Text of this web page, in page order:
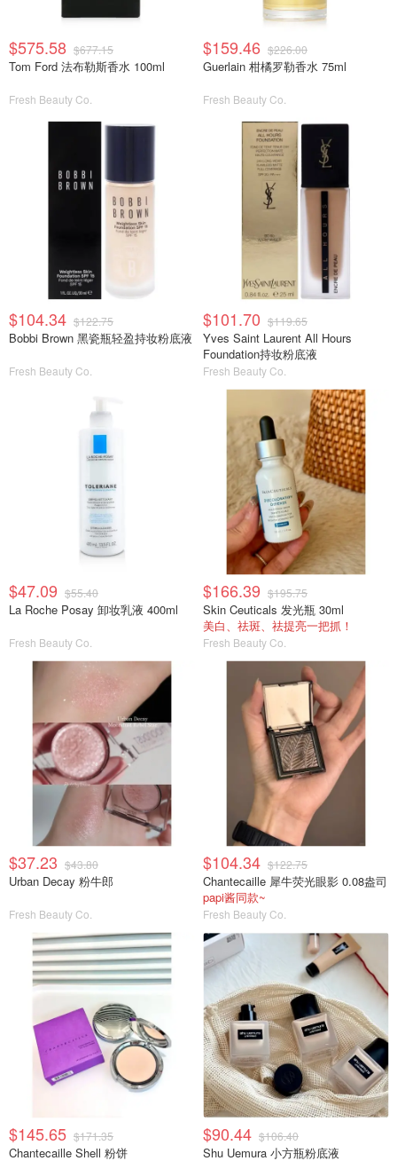
$575.58 $677.15
Tom Ford 法布勒斯香水 100ml
Fresh Beauty Co.
$159.46 $226.00
Guerlain 柑橘罗勒香水 75ml
Fresh Beauty Co.
$104.34 $122.75
Bobbi Brown 黑瓷瓶轻盈持妆粉底液
Fresh Beauty Co.
$101.70 $119.65
Yves Saint Laurent All Hours
Foundation持妆粉底液
Fresh Beauty Co.
$47.09 $55.40
La Roche Posay 卸妆乳液 400ml
Fresh Beauty Co.
$166.39 $195.75
Skin Ceuticals 发光瓶 30ml
美白、祛斑、祛提亮一把抓！
Fresh Beauty Co.
$37.23 $43.80
Urban Decay 粉牛郎
Fresh Beauty Co.
$104.34 $122.75
Chantecaille 犀牛荧光眼影 0.08盎司
papi酱同款~
Fresh Beauty Co.
$145.65 $171.35
Chantecaille Shell 粉饼
$90.44 $106.40
Shu Uemura 小方瓶粉底液